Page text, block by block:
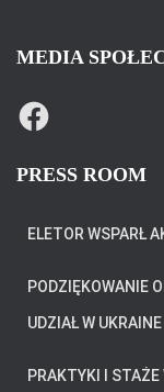
MEDIA
F
A
B
O
PRESS ROOM
ELETOR WSPARŁ
PODZIĘKOWANIE
UDZIAŁ W
PRAKTYKI I